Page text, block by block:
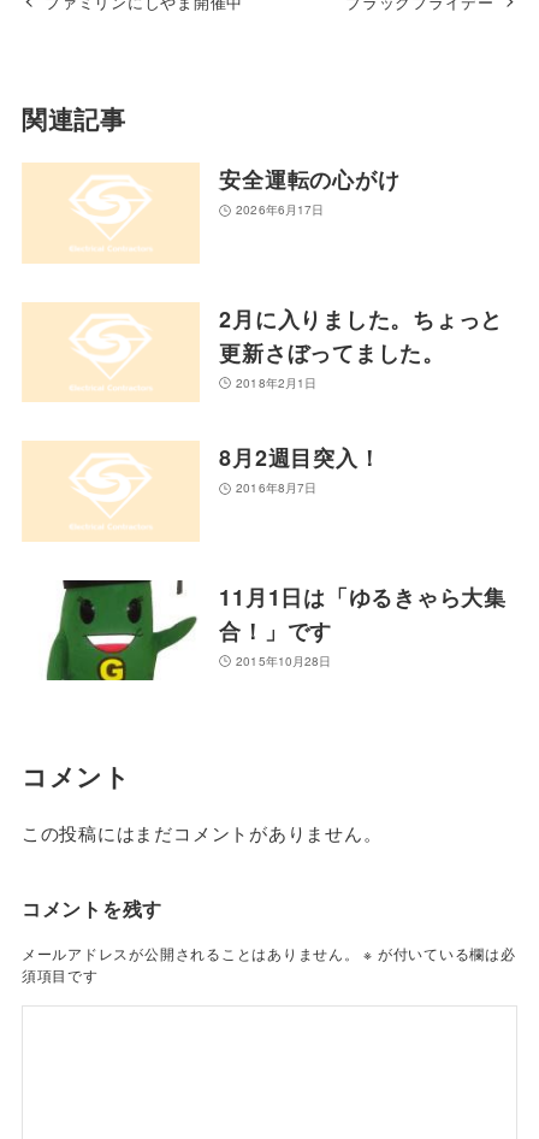
関連記事
安全運転の心がけ
2026年6月17日
2月に入りました。ちょっと
更新さぼってました。
2018年2月1日
8月2週目突入！
2016年8月7日
11月1日は「ゆるきゃら大集
合！」です
2015年10月28日
コメント
この投稿にはまだコメントがありません。
コメントを残す
メールアドレスが公開されることはありません。 ※ が付いている欄は必
須項目です